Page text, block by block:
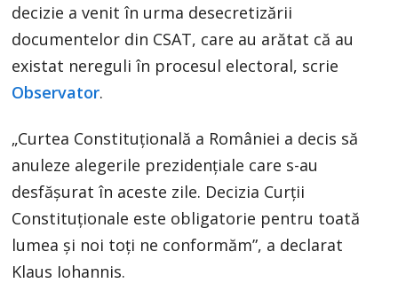
decizie a venit în urma desecretizării
documentelor din CSAT, care au arătat că au
existat nereguli în procesul electoral, scrie
Observator.
„Curtea Constituțională a României a decis să
anuleze alegerile prezidențiale care s-au
desfășurat în aceste zile. Decizia Curții
Constituționale este obligatorie pentru toată
lumea și noi toți ne conformăm”, a declarat
Klaus Iohannis.